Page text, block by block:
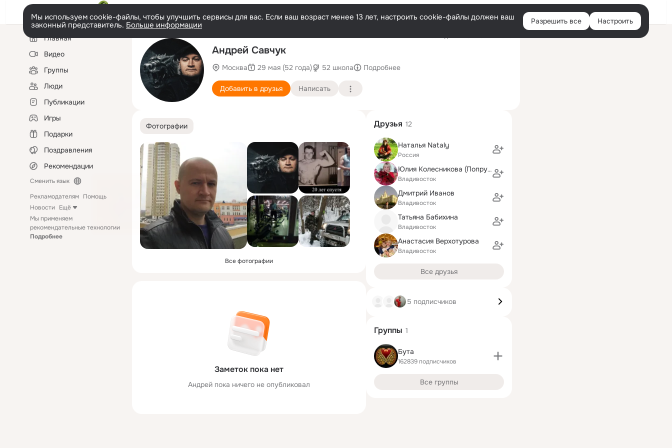
Войти
Мы используем cookie-файлы, чтобы улучшить сервисы для вас. Если ваш возраст менее 13 лет, настроить cookie-файлы должен ваш
законный представитель. Больше информации Разрешить все Настроить
Левая
колонкаГлавная
Видео
Группы
Люди
Публикации
Игры
Подарки
Поздравления
Рекомендации
Сменить язык
Рекламодателям Помощь
Новости Ещё
Мы применяем
рекомендательные технологии
Подробнее
Андрей Савчук
Москва 29 мая (52 года) 52 школа Подробнее
Добавить в друзья Написать
Фотографии
Все фотографии
Заметок пока нет
Андрей пока ничего не опубликовал
Друзья 12
Наталья Nataly
Россия
Юлия Колесникова (Попрукайло)
Владивосток
Дмитрий Иванов
Владивосток
Татьяна Бабихина
Владивосток
Анастасия Верхотурова
Владивосток
Все друзья
5 подписчиков
Группы 1
Бута
162839 подписчиков
Все группы